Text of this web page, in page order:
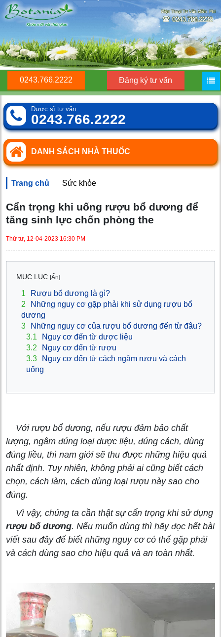
0243.766.2222 Đăng ký tư vấn
Dược sĩ tư vấn
0243.766.2222
DANH SÁCH NHÀ THUỐC
Trang chủ Sức khỏe
Cẩn trọng khi uống rượu bổ dương để
tăng sinh lực chốn phòng the
Thứ tư, 12-04-2023 16:30 PM
MỤC LỤC [Ẩn]
1
Rượu bổ dương là gì?
2
Những nguy cơ gặp phải khi sử dụng rượu bổ
dương
3
Những nguy cơ của rượu bổ dương đến từ đâu?
3.1
Nguy cơ đến từ dược liệu
3.2
Nguy cơ đến từ rượu
3.3
Nguy cơ đến từ cách ngâm rượu và cách
uống
Với rượu bổ dương, nếu rượu đảm bảo chất
lượng, ngâm đúng loại dược liệu, đúng cách, dùng
đúng liều, thì nam giới sẽ thu được những hiệu quả
nhất định. Tuy nhiên, không phải ai cũng biết cách
chọn, cách làm, cách dùng loại rượu này sao cho
đúng.
Vì vậy, chúng ta cần thật sự cẩn trọng khi sử dụng
rượu bổ dương. Nếu muốn dùng thì hãy đọc hết bài
viết sau đây để biết những nguy cơ có thể gặp phải
và cách dùng sao cho hiệu quả và an toàn nhất.